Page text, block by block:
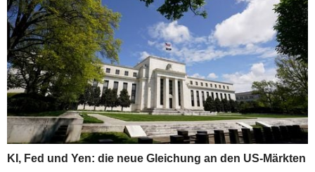
KI, Fed und Yen: die neue Gleichung an den US-Märkten